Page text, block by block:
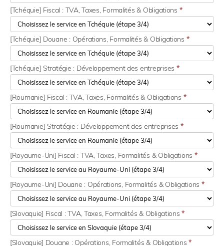
[Tchéquie] Fiscal : TVA, Taxes, Formalités & Obligations *
[Tchéquie] Douane : Opérations, Formalités & Obligations *
[Tchéquie] Stratégie : Développement des entreprises *
[Roumanie] Fiscal : TVA, Taxes, Formalités & Obligations *
[Roumanie] Stratégie : Développement des entreprises *
[Royaume-Uni] Fiscal : TVA, Taxes, Formalités & Obligations *
[Royaume-Uni] Douane : Opérations, Formalités & Obligations *
[Slovaquie] Fiscal : TVA, Taxes, Formalités & Obligations*
[Slovaquie] Douane : Opérations, Formalités & Obligations*